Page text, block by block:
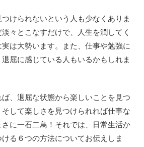
けられないという人も少なくありま
々とこなすだけで、人生を潤してく
は大勢います。また、仕事や勉強に
屈に感じている人もいるかもしれま
、退屈な状態から楽しいことを見つ
して楽しさを見つけられれば仕事な
に一石二鳥！それでは、日常生活か
る６つの方法についてお伝えしま